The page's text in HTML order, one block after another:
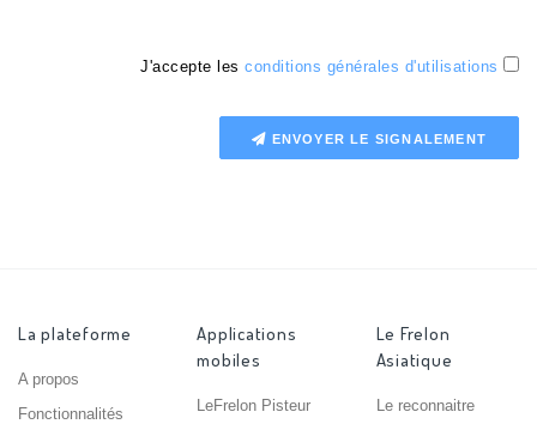
J'accepte les conditions générales d'utilisations
ENVOYER LE SIGNALEMENT
La plateforme
A propos
Fonctionnalités
Applications
mobiles
LeFrelon Pisteur
Le Frelon
Asiatique
Le reconnaitre